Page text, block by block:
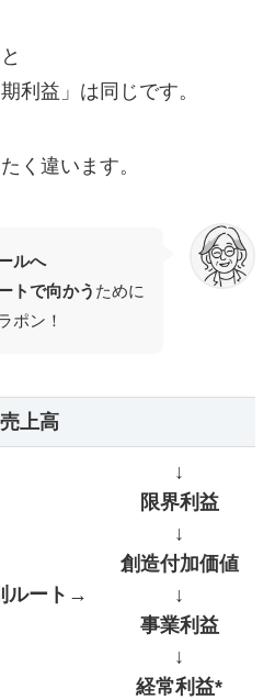
利益」は同じです。
く違います。
ルへ
トで向かう ために
ポン！
売上高
ルート→
↓
限界利益
↓
創造付加価値
↓
事業利益
↓
経常利益*